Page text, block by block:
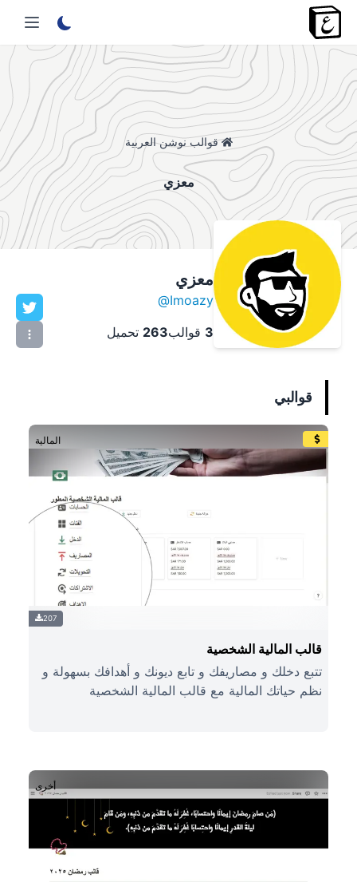
قوالب نوشن العربية
معزي
معزي
Imoazy
@
3 قوالب263 تحميل
قوالبي
المالية
207
قالب المالية الشخصية
تتبع دخلك و مصاريفك و تابع ديونك و أهدافك بسهولة و
نظم حياتك المالية مع قالب المالية الشخصية
أخرى